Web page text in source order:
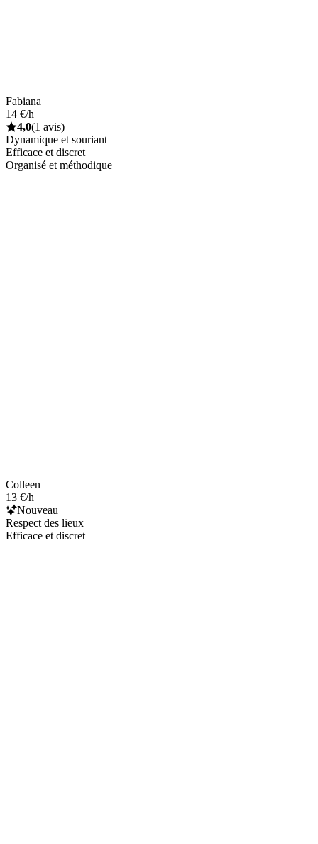
Fabiana
14 €/h
4,0(1 avis)
Dynamique et souriant
Efficace et discret
Organisé et méthodique
Colleen
13 €/h
Nouveau
Respect des lieux
Efficace et discret